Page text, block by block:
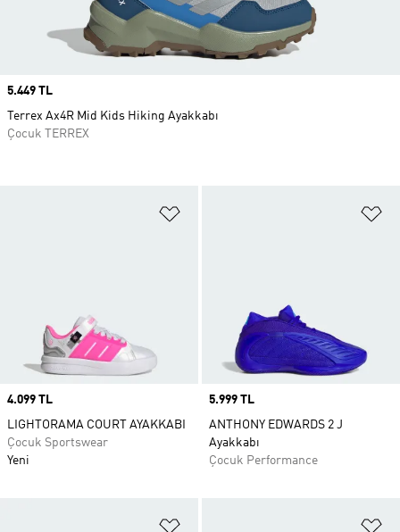
Price
4.099 TL
LIGHTORAMA COURT AYAKKABI
Çocuk Sportswear
Yeni
Price
5.999 TL
ANTHONY EDWARDS 2 J
Ayakkabı
Çocuk Performance
Price
5.449 TL
Terrex Ax4R Mid Kids Hiking Ayakkabı
Çocuk TERREX